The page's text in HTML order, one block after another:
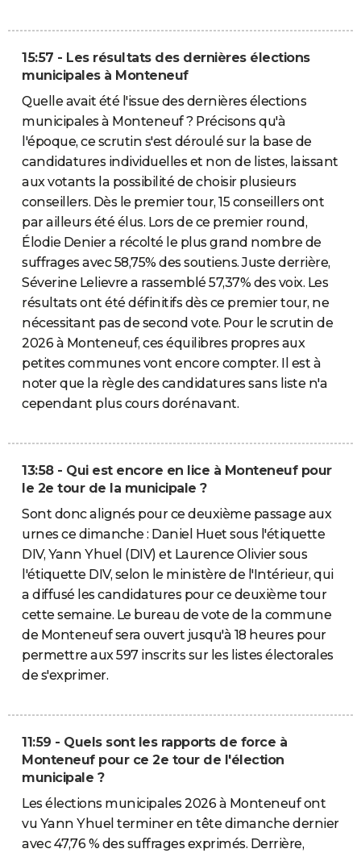
15:57 - Les résultats des dernières élections
municipales à Monteneuf
Quelle avait été l'issue des dernières élections
municipales à Monteneuf ? Précisons qu'à
l'époque, ce scrutin s'est déroulé sur la base de
candidatures individuelles et non de listes, laissant
aux votants la possibilité de choisir plusieurs
conseillers. Dès le premier tour, 15 conseillers ont
par ailleurs été élus. Lors de ce premier round,
Élodie Denier a récolté le plus grand nombre de
suffrages avec 58,75% des soutiens. Juste derrière,
Séverine Lelievre a rassemblé 57,37% des voix. Les
résultats ont été définitifs dès ce premier tour, ne
nécessitant pas de second vote. Pour le scrutin de
2026 à Monteneuf, ces équilibres propres aux
petites communes vont encore compter. Il est à
noter que la règle des candidatures sans liste n'a
cependant plus cours dorénavant.
13:58 - Qui est encore en lice à Monteneuf pour
le 2e tour de la municipale ?
Sont donc alignés pour ce deuxième passage aux
urnes ce dimanche : Daniel Huet sous l'étiquette
DIV, Yann Yhuel (DIV) et Laurence Olivier sous
l'étiquette DIV, selon le ministère de l'Intérieur, qui
a diffusé les candidatures pour ce deuxième tour
cette semaine. Le bureau de vote de la commune
de Monteneuf sera ouvert jusqu'à 18 heures pour
permettre aux 597 inscrits sur les listes électorales
de s'exprimer.
11:59 - Quels sont les rapports de force à
Monteneuf pour ce 2e tour de l'élection
municipale ?
Les élections municipales 2026 à Monteneuf ont
vu Yann Yhuel terminer en tête dimanche dernier
avec 47,76 % des suffrages exprimés. Derrière,